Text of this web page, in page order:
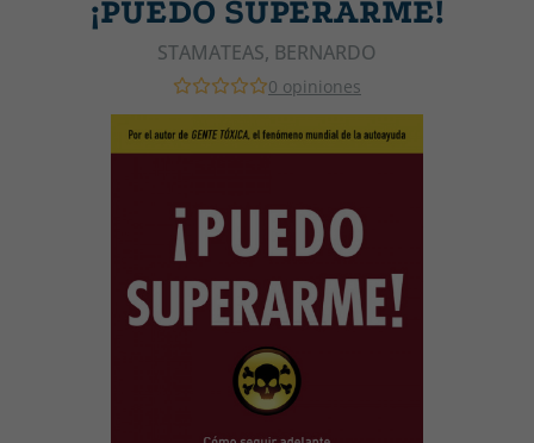
¡PUEDO SUPERARME!
STAMATEAS, BERNARDO
0 opiniones